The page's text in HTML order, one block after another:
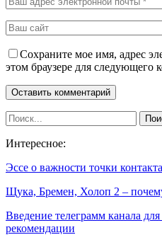
Сохраните мое имя, адрес
этом браузере для следующего
Интересное:
​Эссе о важности точки
Щука, Бремен, Холоп 2 –
Введение телеграмм канала
рекомендации